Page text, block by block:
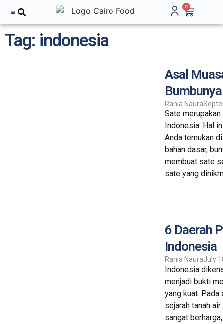
0
Tag: indonesia
Asal
Bumbunya
Rania Naura
Sate
Indonesia. Hal
Anda temukan
bahan dasar,
membuat sate
sate yang
6 Daerah
Indonesia
Rania NauraJuly
Indonesia
menjadi bukti
yang kuat. Pada
sejarah tanah
sangat